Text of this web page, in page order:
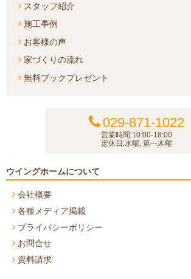
スタッフ紹介
施工事例
お客様の声
家づくりの流れ
無料ブックプレゼント
029-871-1022
営業時間:10:00-18:00
定休日:水曜, 第一木曜
ウイングホームについて
会社概要
各種メディア掲載
プライバシーポリシー
お問合せ
資料請求